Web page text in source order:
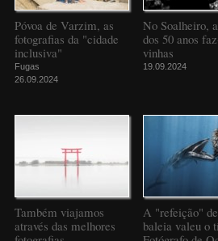
Póvoa de Varzim, as
fotografias da "cidade
inclusiva"
Fugas
26.09.2024
No Soalheiro,
dos 50 anos
vinhas
19.09.2024
Também viajamos
através das melhores
A "refeição"
baleia valeu o